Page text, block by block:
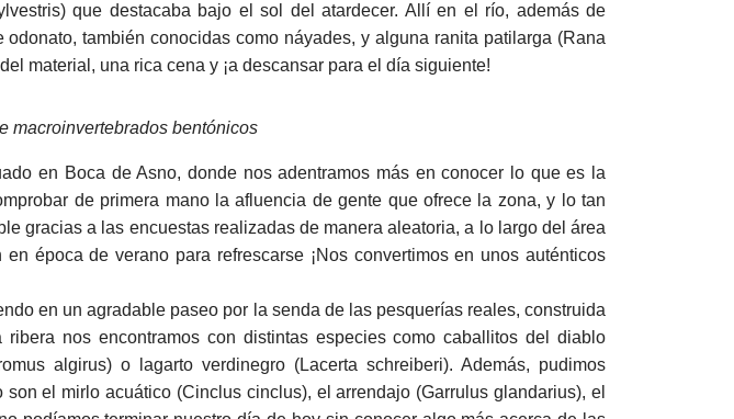
que destacaba bajo el sol del atardecer. Allí en el río, además de
también conocidas como náyades, y alguna ranita patilarga (Rana
material, una rica cena y ¡a descansar para el día siguiente!
macroinvertebrados bentónicos
en Boca de Asno, donde nos adentramos más en conocer lo que es la
de primera mano la afluencia de gente que ofrece la zona, y lo tan
gracias a las encuestas realizadas de manera aleatoria, a lo largo del área
época de verano para refrescarse ¡Nos convertimos en unos auténticos
en un agradable paseo por la senda de las pesquerías reales, construida
nos encontramos con distintas especies como caballitos del diablo
algirus) o lagarto verdinegro (Lacerta schreiberi). Además, pudimos
el mirlo acuático (Cinclus cinclus), el arrendajo (Garrulus glandarius), el